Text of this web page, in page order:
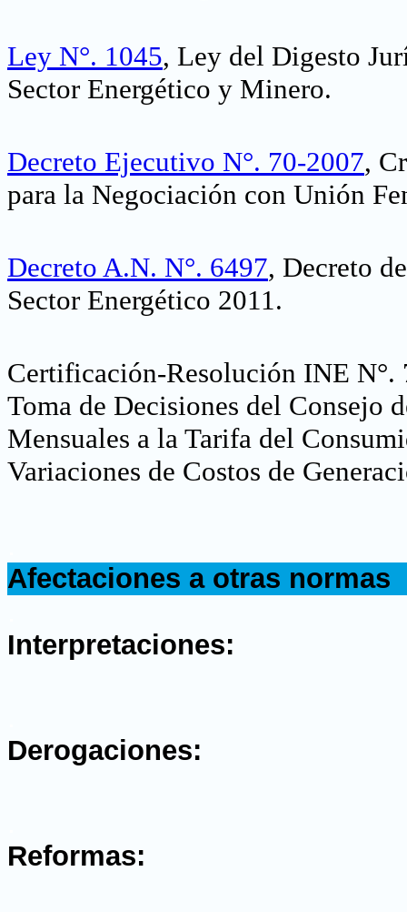
Ley N°. 1045, Ley del Digesto
Sector Energético y Minero.
Decreto Ejecutivo N°. 70-2007,
para la Negociación con Unión
Decreto A.N. N°. 6497, Decreto
Sector Energético 2011.
Certificación-Resolución INE N°.
Toma de Decisiones del Consejo
Mensuales a la Tarifa del
Variaciones de Costos de
Afectaciones a otras normas
Interpretaciones:
Derogaciones:
Reformas: